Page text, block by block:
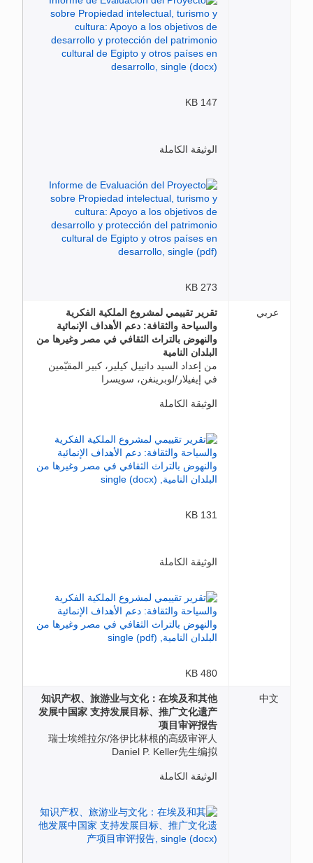
147 KB
الوثيقة الكاملة
273 KB
عربي
تقرير تقييمي لمشروع الملكية الفكرية
والسياحة والثقافة: دعم الأهداف الإنمائية
والنهوض بالتراث الثقافي في مصر وغيرها من
البلدان النامية
من إعداد السيد دانييل كيلير، كبير المقيّمين
في إيفيلار/لوبرينغن، سويسرا
الوثيقة الكاملة
131 KB
الوثيقة الكاملة
480 KB
中文
知识产权、旅游业与文化：在埃及和其他
发展中国家 支持发展目标、推广文化遗产
项目审评报告
瑞士埃维拉尔/洛伊比林根的高级审评人
Daniel P. Keller先生编拟
الوثيقة الكاملة